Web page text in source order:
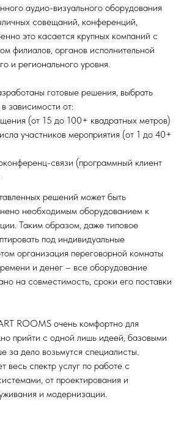
аудио-визуального оборудования
совещаний, конференций,
это касается крупных компаний с
филиалов, органов исполнительной
и регионального уровня.
готовые решения, выбрать
зависимости от:
(от 15 до 100+ квадратных метров)
участников мероприятия (от 1 до 40+
связи (программный клиент
решений может быть
необходимым оборудованием к
Таким образом, даже типовое
под индивидуальные
организация переговорной комнаты
и денег – все оборудование
на совместимость, сроки его поставки
ROOMS очень комфортно для
прийти с одной лишь идеей, базовыми
за дело возьмутся специалисты.
весь спектр услуг по работе с
от проектирования и
и модернизации.